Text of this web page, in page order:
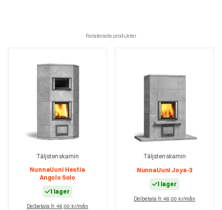
Relaterade produkter
Täljstenskamin
NunnaUuni Hestia
Angolo Solo
I lager
Delbetala fr. 48,00 kr/mån
Täljstenskamin
NunnaUuni Joya-3
I lager
Delbetala fr. 48,00 kr/mån